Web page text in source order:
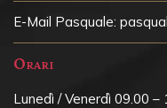
E-Mail Pasquale:
Orari
Lunedì / Venerdì 09.00 –